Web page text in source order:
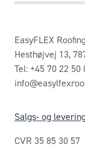
EasyFLEX
Hesthøjvej 13,
Tel: +45 70 22 50
Salgs- og
CVR 35 85 30 57